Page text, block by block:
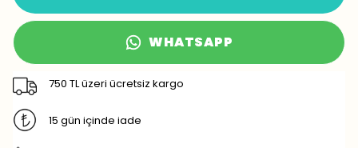
WHATSAPP
750 TL üzeri ücretsiz kargo
15 gün içinde iade